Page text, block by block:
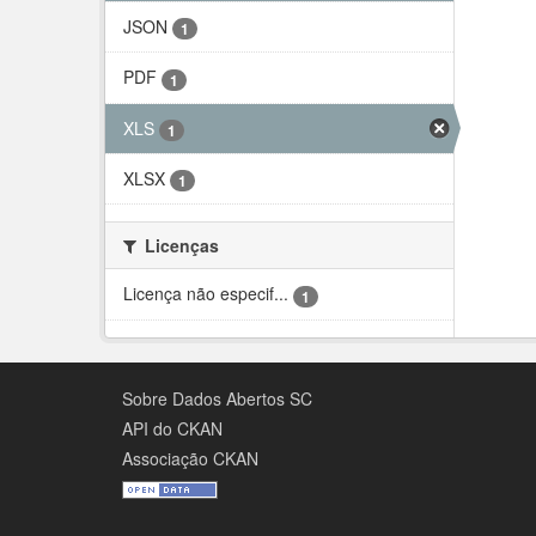
JSON 1
PDF 1
XLS 1
XLSX 1
Licenças
Licença não especif...
1
Sobre Dados Abertos SC
API do CKAN
Associação CKAN